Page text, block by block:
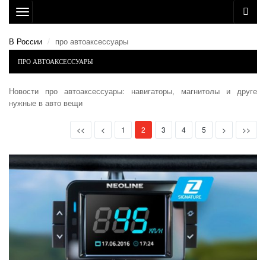
Toggle
navigation
В России
про автоаксессуары
ПРО АВТОАКСЕССУАРЫ
Новости про автоаксессуары: навигаторы, магнитолы и друге
нужные в авто вещи
<< < 1 2 (current)
3 4 5 > >>